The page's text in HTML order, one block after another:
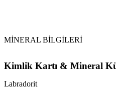
MİNERAL BİLGİLERİ
Kimlik Kartı & Mineral
Labradorit